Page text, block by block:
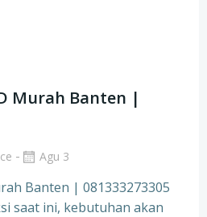
Murah Banten |
- Agu 3
Banten | 081333273305
saat ini, kebutuhan akan